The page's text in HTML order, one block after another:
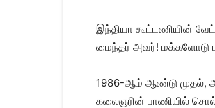
இந்தியா கூட்டணியின்
மைந்தர் அவர்! மக்களோடு
1986-ஆம் ஆண்டு முதல்,
கலைஞரின் பாணியில்